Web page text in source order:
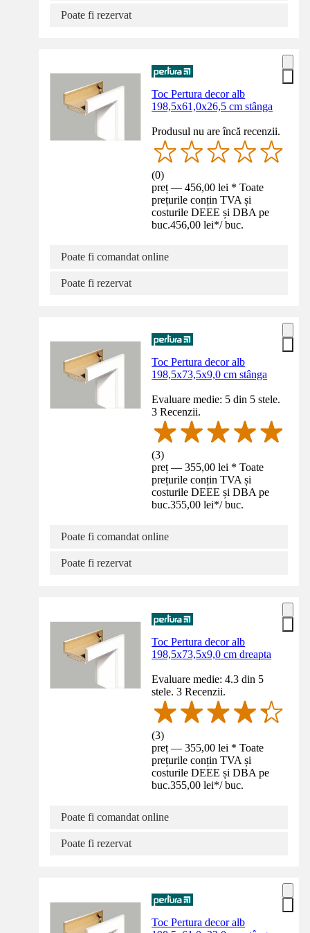
Poate fi rezervat
Toc Pertura decor alb
198,5x61,0x26,5 cm stânga
Produsul nu are încă recenzii.
(0)
preț — 456,00 lei * Toate
prețurile conțin TVA și
costurile DEEE și DBA pe
buc.456,00 lei*/ buc.
Poate fi comandat online
Poate fi rezervat
Toc Pertura decor alb
198,5x73,5x9,0 cm stânga
Evaluare medie: 5 din 5 stele.
3 Recenzii.
(3)
preț — 355,00 lei * Toate
prețurile conțin TVA și
costurile DEEE și DBA pe
buc.355,00 lei*/ buc.
Poate fi comandat online
Poate fi rezervat
Toc Pertura decor alb
198,5x73,5x9,0 cm dreapta
Evaluare medie: 4.3 din 5
stele. 3 Recenzii.
(3)
preț — 355,00 lei * Toate
prețurile conțin TVA și
costurile DEEE și DBA pe
buc.355,00 lei*/ buc.
Poate fi comandat online
Poate fi rezervat
Toc Pertura decor alb